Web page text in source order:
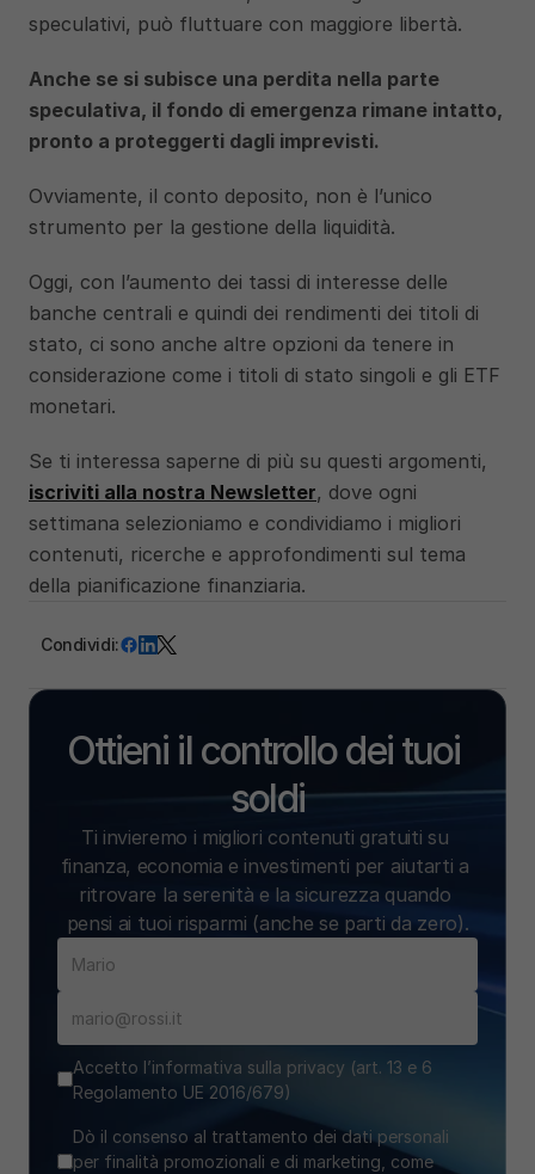
speculativi, può fluttuare con maggiore libertà.
Anche se si subisce una perdita nella parte
speculativa, il fondo di emergenza rimane intatto,
pronto a proteggerti dagli imprevisti.
Ovviamente, il conto deposito, non è l’unico
strumento per la gestione della liquidità.
Oggi, con l’aumento dei tassi di interesse delle
banche centrali e quindi dei rendimenti dei titoli di
stato, ci sono anche altre opzioni da tenere in
considerazione come i titoli di stato singoli e gli ETF
monetari.
iscriviti alla nostra Newsletter, dove ogni
settimana selezioniamo e condividiamo i migliori
contenuti, ricerche e approfondimenti sul tema
della pianificazione finanziaria.
Condividi:
Ottieni il controllo dei tuoi
soldi
Ti invieremo i migliori contenuti gratuiti su
finanza, economia e investimenti per aiutarti a
ritrovare la serenità e la sicurezza quando
pensi ai tuoi risparmi (anche se parti da zero).
Accetto l’informativa sulla privacy (art. 13 e 6
Regolamento UE 2016/679)
Dò il consenso al trattamento dei dati personali
per finalità promozionali e di marketing, come